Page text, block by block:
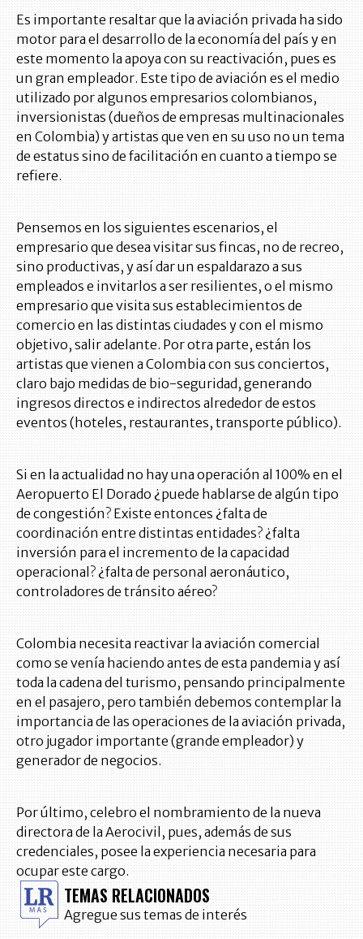
Es importante resaltar que la aviación privada ha sido
motor para el desarrollo de la economía del país y en
este momento la apoya con su reactivación, pues es
un gran empleador. Este tipo de aviación es el medio
utilizado por algunos empresarios colombianos,
inversionistas (dueños de empresas multinacionales
en Colombia) y artistas que ven en su uso no un tema
de estatus sino de facilitación en cuanto a tiempo se
refiere.
Pensemos en los siguientes escenarios, el
empresario que desea visitar sus fincas, no de recreo,
sino productivas, y así dar un espaldarazo a sus
empleados e invitarlos a ser resilientes, o el mismo
empresario que visita sus establecimientos de
comercio en las distintas ciudades y con el mismo
objetivo, salir adelante. Por otra parte, están los
artistas que vienen a Colombia con sus conciertos,
claro bajo medidas de bio-seguridad, generando
ingresos directos e indirectos alrededor de estos
eventos (hoteles, restaurantes, transporte público).
Si en la actualidad no hay una operación al 100% en el
Aeropuerto El Dorado ¿puede hablarse de algún tipo
de congestión? Existe entonces ¿falta de
coordinación entre distintas entidades? ¿falta
inversión para el incremento de la capacidad
operacional? ¿falta de personal aeronáutico,
controladores de tránsito aéreo?
Colombia necesita reactivar la aviación comercial
como se venía haciendo antes de esta pandemia y así
toda la cadena del turismo, pensando principalmente
en el pasajero, pero también debemos contemplar la
importancia de las operaciones de la aviación privada,
otro jugador importante (grande empleador) y
generador de negocios.
Por último, celebro el nombramiento de la nueva
directora de la Aerocivil, pues, además de sus
credenciales, posee la experiencia necesaria para
ocupar este cargo.
TEMAS RELACIONADOS
Agregue sus temas de interés